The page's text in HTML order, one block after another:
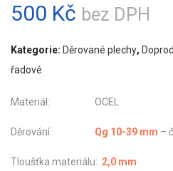
500 Kč bez DPH
Kategorie: Děrované plechy,
řadové
Materiál: OCEL
Děrování: Qg 10-39 mm –
Tloušťka materiálu: 2,0 mm